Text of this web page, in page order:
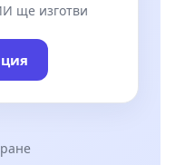
ще изготви